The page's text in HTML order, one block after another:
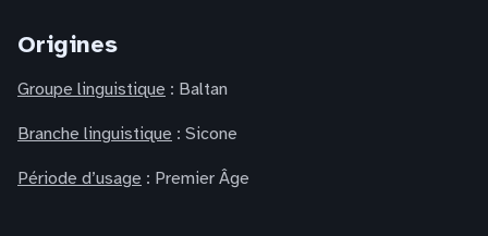
Origines
Groupe linguistique : Baltan
Branche linguistique : Sicone
Période d’usage : Premier Âge